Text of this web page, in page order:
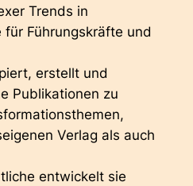
Trends in
Führungskräfte und
erstellt und
Publikationen zu
Verlag als auch
entwickelt sie